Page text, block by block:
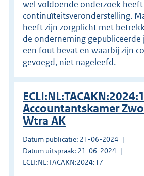
wel voldoende onderzoek
continuïteitsveronderstelling.
heeft zijn zorgplicht met
de onderneming gepubliceerde
een fout bevat en waarbij zijn
gevoegd, niet nageleefd.
Accountantskamer
Wtra AK
Datum publicatie: 21-06-2024
Datum uitspraak: 21-06-2024
ECLI:NL:TACAKN:2024:17